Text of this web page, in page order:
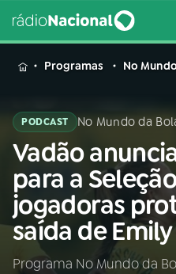
MENU
Buscar
na
Rádio
Nacional
AO
Programas No
PODCAST No Mundo da
Vadão
para a
jogadoras
saída de Emily
Programa No Mundo da